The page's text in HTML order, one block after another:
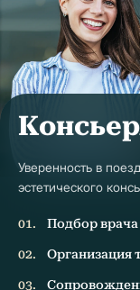
Уверенность в
эстетического
Подбор
Организация